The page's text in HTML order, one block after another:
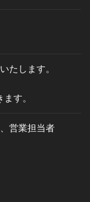
たします。
す。
営業担当者